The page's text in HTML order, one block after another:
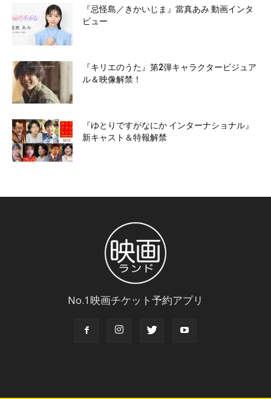
『忌怪島／きかいじま』當真あみ 動画インタ
ビュー
『キリエのうた』第2弾キャラクタービジュア
ル＆映像解禁！
『ゆとりですがなにか インターナショナル』
新キャスト＆特報解禁
No.1映画チケット予約アプリ